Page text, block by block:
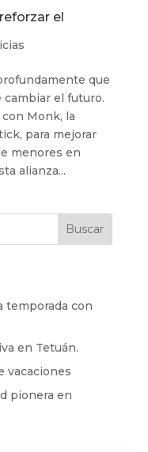
el
que
cambiar el futuro.
Monk, la
para mejorar
menores en
alianza...
Buscar
temporada con
en Tetuán.
vacaciones
pionera en